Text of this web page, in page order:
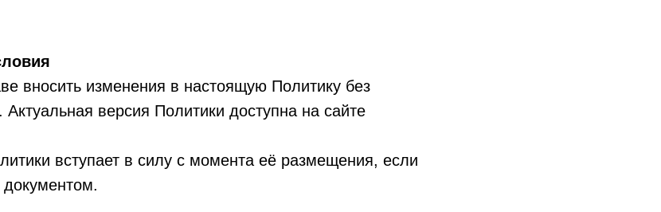
вносить изменения в настоящую Политику без
Актуальная версия Политики доступна на сайте
вступает в силу с момента её размещения, если